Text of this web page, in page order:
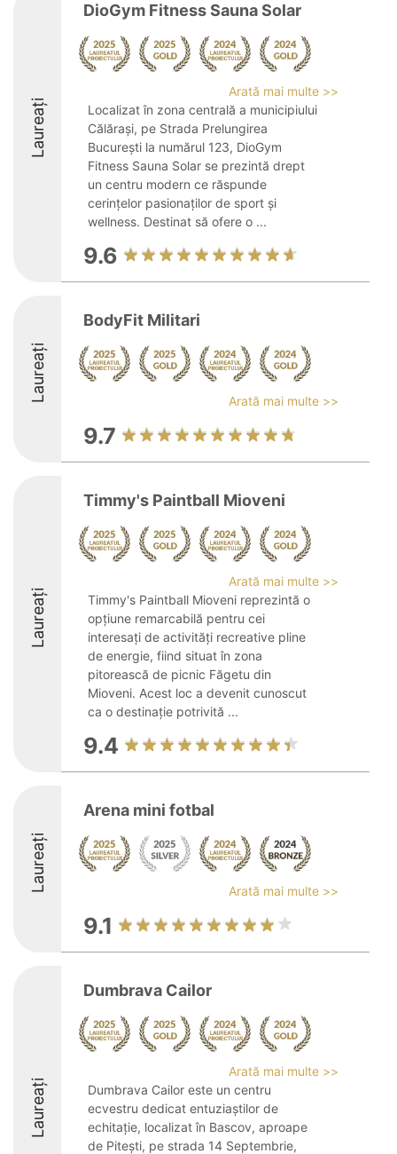
Laureați
DioGym Fitness Sauna Solar
Arată mai multe >>
Localizat în zona centrală a municipiului
Călărași, pe Strada Prelungirea
București la numărul 123, DioGym
Fitness Sauna Solar se prezintă drept
un centru modern ce răspunde
cerințelor pasionaților de sport și
wellness. Destinat să ofere o ...
9.6
Laureați
BodyFit Militari
Arată mai multe >>
9.7
Laureați
Timmy's Paintball Mioveni
Arată mai multe >>
Timmy's Paintball Mioveni reprezintă o
opțiune remarcabilă pentru cei
interesați de activități recreative pline
de energie, fiind situat în zona
pitorească de picnic Făgetu din
Mioveni. Acest loc a devenit cunoscut
ca o destinație potrivită ...
9.4
Laureați
Arena mini fotbal
Arată mai multe >>
9.1
Laureați
Dumbrava Cailor
Arată mai multe >>
Dumbrava Cailor este un centru
ecvestru dedicat entuziaștilor de
echitație, localizat în Bascov, aproape
de Pitești, pe strada 14 Septembrie,